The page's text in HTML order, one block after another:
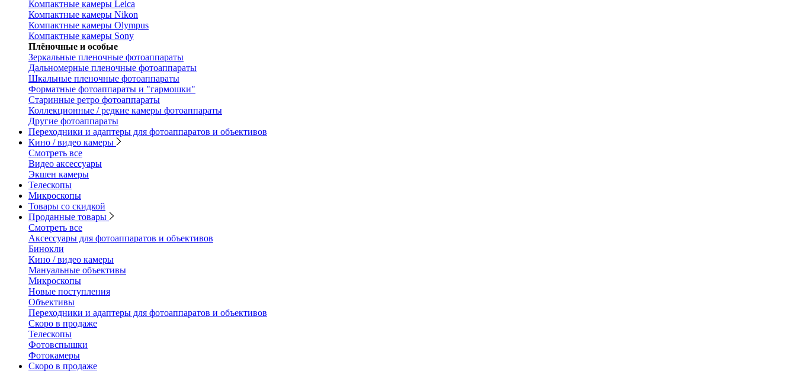
Компактные камеры Leica
Компактные камеры Nikon
Компактные камеры Olympus
Компактные камеры Sony
Плёночные и особые
Зеркальные пленочные фотоаппараты
Дальномерные пленочные фотоаппараты
Шкальные пленочные фотоаппараты
Форматные фотоаппараты и "гармошки"
Старинные ретро фотоаппараты
Коллекционные / редкие камеры фотоаппараты
Другие фотоаппараты
Переходники и адаптеры для фотоаппаратов и объективов
Кино / видео камеры
Смотреть все
Видео аксессуары
Экшен камеры
Телескопы
Микроскопы
Товары со скидкой
Проданные товары
Смотреть все
Аксессуары для фотоаппаратов и объективов
Бинокли
Кино / видео камеры
Мануальные объективы
Микроскопы
Новые поступления
Объективы
Переходники и адаптеры для фотоаппаратов и объективов
Скоро в продаже
Телескопы
Фотовспышки
Фотокамеры
Скоро в продаже